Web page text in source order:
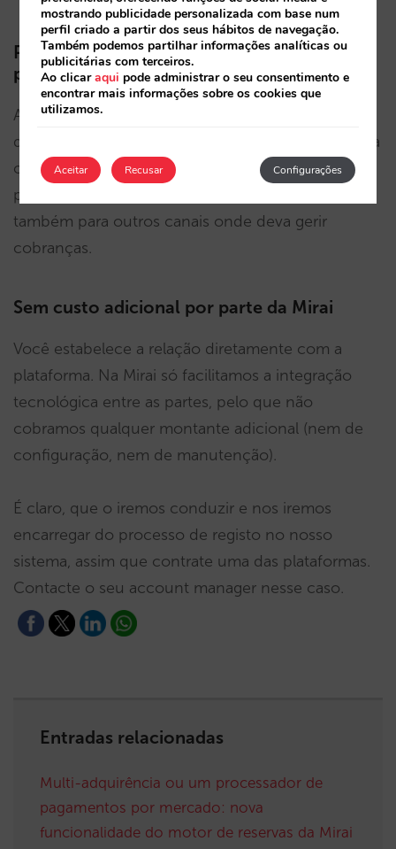
Para além da venda direta: use estas
plataformas para os seus outros canais
Ao não se tratar de um serviço oferecido
diretamente pela Mirai para a venda direta online, a
outra grande vantagem é que contratar uma
plataforma de pagamento irá permitir-lhe utilizá-la
também para outros canais onde deva gerir
cobranças.
Sem custo adicional por parte da Mirai
Você estabelece a relação diretamente com a
plataforma. Na Mirai só facilitamos a integração
tecnológica entre as partes, pelo que não
cobramos qualquer montante adicional (nem de
configuração, nem de manutenção).
É claro, que o iremos conduzir e nos iremos
encarregar do processo de registo no nosso
sistema, assim que contrate uma das plataformas.
Contacte o seu account manager nesse caso.
Entradas relacionadas
Multi-adquirência ou um processador de
pagamentos por mercado: nova
funcionalidade do motor de reservas da Mirai
mostrando publicidade personalizada com base num
perfil criado a partir dos seus hábitos de navegação.
Também podemos partilhar informações analíticas ou
publicitárias com terceiros.
Ao clicaraqui pode administrar o seu consentimento e
encontrar mais informações sobre os cookies que
utilizamos.
Aceitar Configurações
Recusar